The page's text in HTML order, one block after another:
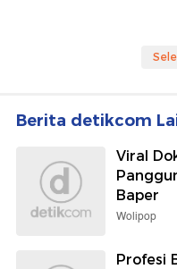
Berita detikcom
Viral
Baper
Wolipop
Profesi